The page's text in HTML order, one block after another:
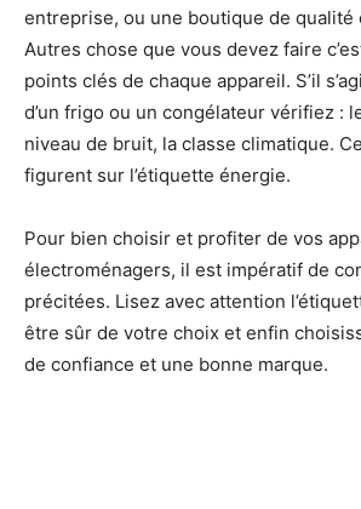
entreprise, ou une boutique de qualité
Autres chose que vous devez faire
points clés de chaque appareil. S’il
d’un frigo ou un congélateur vérifiez :
niveau de bruit, la classe climatique.
figurent sur l’étiquette énergie.
Pour bien choisir et profiter de vos
électroménagers, il est impératif de
précitées. Lisez avec attention
être sûr de votre choix et enfin
de confiance et une bonne marque.